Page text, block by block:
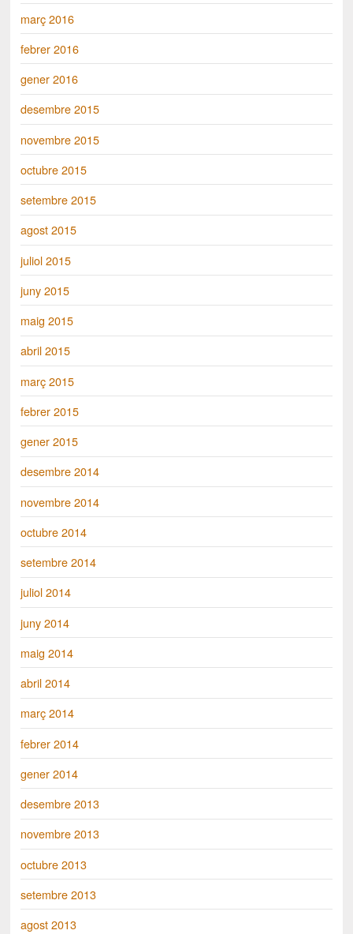
març 2016
febrer 2016
gener 2016
desembre 2015
novembre 2015
octubre 2015
setembre 2015
agost 2015
juliol 2015
juny 2015
maig 2015
abril 2015
març 2015
febrer 2015
gener 2015
desembre 2014
novembre 2014
octubre 2014
setembre 2014
juliol 2014
juny 2014
maig 2014
abril 2014
març 2014
febrer 2014
gener 2014
desembre 2013
novembre 2013
octubre 2013
setembre 2013
agost 2013